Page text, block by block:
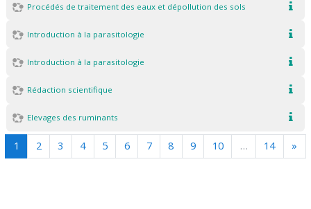
Procédés de traitement des eaux et dépollution des sols
Introduction à la parasitologie
Introduction à la parasitologie
Rédaction scientifique
Elevages des ruminants
1 (actuel)
2 3 4 5 6 7 8 9 10 … 14 »